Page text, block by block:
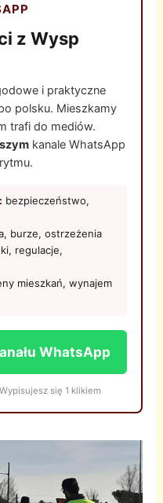
z Wysp
i praktyczne
polsku. Mieszkamy
trafi do mediów.
kanale WhatsApp
bezpieczeństwo,
burze, ostrzeżenia
regulacje,
mieszkań, wynajem
WhatsApp
się 1 klikiem